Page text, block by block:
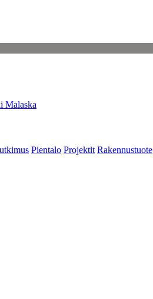
Malaska
Pientalo Projektit Rakennustuote